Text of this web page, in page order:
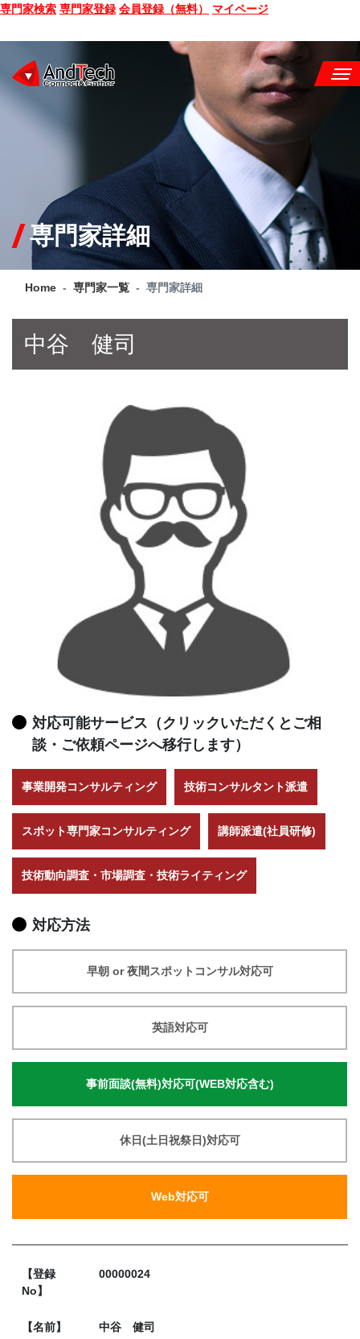
専門家検索 専門家登録 会員登録（無料） マイページ
CONSULTING
SERVICE
COMPANY
Q&A
専門家詳細
Home 専門家一覧 専門家詳細
中谷 健司
対応可能サービス（クリックいただくとご相
談・ご依頼ページへ移行します）
事業開発コンサルティング 技術コンサルタント派遣
スポット専門家コンサルティング 講師派遣(社員研修)
技術動向調査・市場調査・技術ライティング
対応方法
早朝 or 夜間スポットコンサル対応可
英語対応可
事前面談(無料)対応可(WEB対応含む)
休日(土日祝祭日)対応可
Web対応可
【登録
No】
00000024
【名前】 中谷 健司